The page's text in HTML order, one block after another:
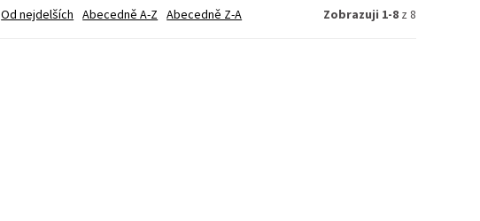
Od nejdelších Abecedně A-Z Abecedně Z-A Zobrazuji 1-8 z 8